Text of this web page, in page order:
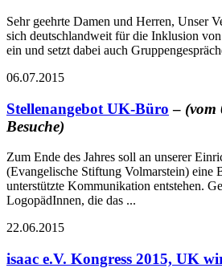
Sehr geehrte Damen und Herren, Unser
sich deutschlandweit für die Inklusion
ein und setzt dabei auch
06.07.2015
Stellenangebot UK-Büro – (vom
Besuche)
Zum Ende des Jahres soll an unserer
(Evangelische Stiftung Volmarstein) eine
unterstützte Kommunikation entstehen.
LogopädInnen, die das ...
22.06.2015
isaac e.V. Kongress 2015, UK